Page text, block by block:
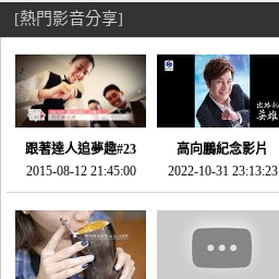
宅速配20230119
[熱門影音分享]
跟著達人追夢趣#23
promo-我想開間咖啡
館(謝佳凌)
2015-08-12 21:45:00
高向鵬紀念影片
2022-10-31 23:13:23